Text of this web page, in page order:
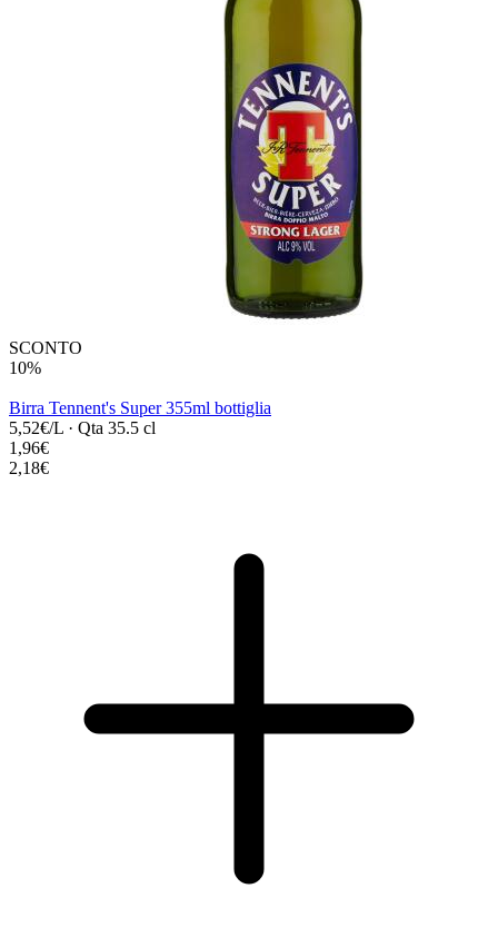
SCONTO
10%
Birra Tennent's Super 355ml bottiglia
5,52€/L · Qta 35.5 cl
1,96€
2,18€